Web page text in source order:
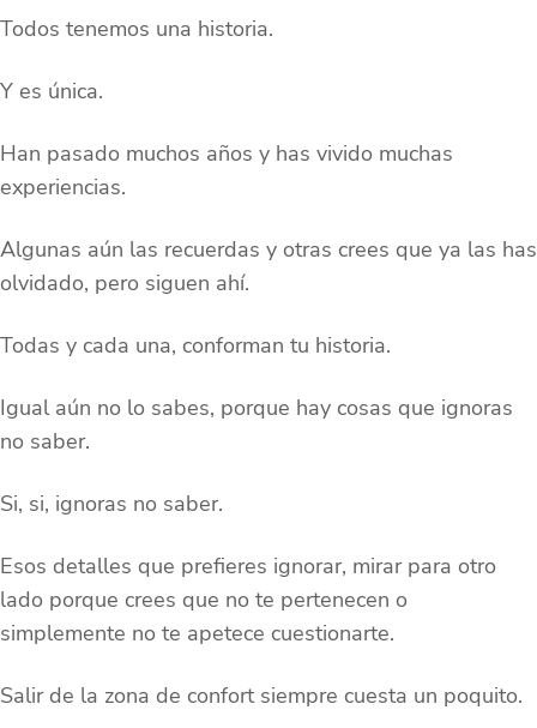
Todos tenemos una historia.
Y es única.
Han pasado muchos años y has vivido muchas
experiencias.
Algunas aún las recuerdas y otras crees que ya las has
olvidado, pero siguen ahí.
Todas y cada una, conforman tu historia.
Igual aún no lo sabes, porque hay cosas que ignoras
no saber.
Si, si, ignoras no saber.
Esos detalles que prefieres ignorar, mirar para otro
lado porque crees que no te pertenecen o
simplemente no te apetece cuestionarte.
Salir de la zona de confort siempre cuesta un poquito.